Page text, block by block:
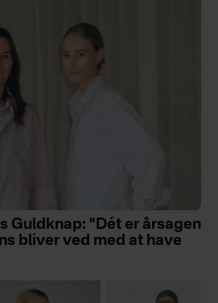
Guldknap: "Dét er årsagen
bliver ved med at have